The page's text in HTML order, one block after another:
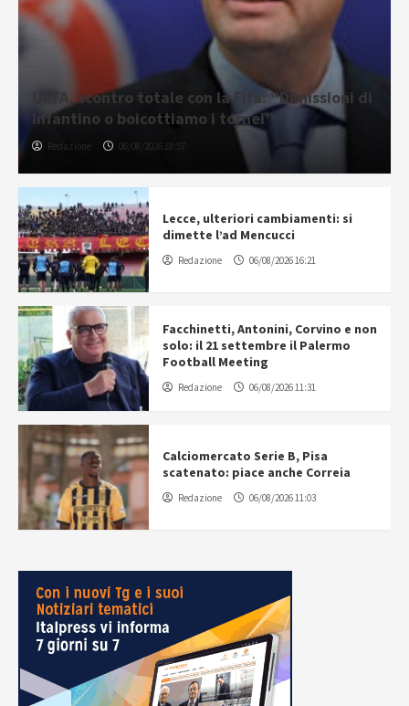
UEFA, scontro totale con la Fifa: “Dimissioni di
Infantino o boicottiamo i tornei”
Redazione 06/08/2026 18:57
Lecce, ulteriori cambiamenti: si
dimette l’ad Mencucci
Redazione 06/08/2026 16:21
Facchinetti, Antonini, Corvino e non
solo: il 21 settembre il Palermo
Football Meeting
Redazione 06/08/2026 11:31
Calciomercato Serie B, Pisa
scatenato: piace anche Correia
Redazione 06/08/2026 11:03